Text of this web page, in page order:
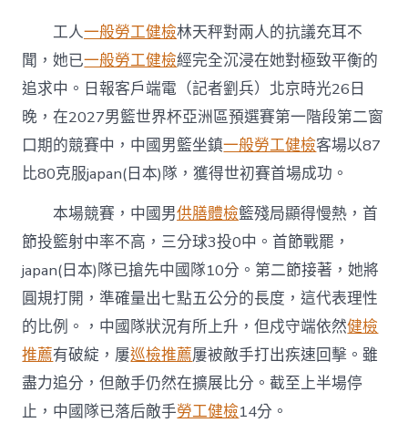
秀
傳
醫
院
費
用
轉
擊
敗
japan(日
本)
隊
中
國
男
籃
取
世
初
賽
首
勝〉
工人一般勞工健檢林天秤對兩人的抗議充耳不
聞，她已一般勞工健檢經完全沉浸在她對極致平衡的
追求中。日報客戶端電（記者劉兵）北京時光26日
晚，在2027男籃世界杯亞洲區預選賽第一階段第二窗
口期的競賽中，中國男籃坐鎮一般勞工健檢客場以87
比80克服japan(日本)隊，獲得世初賽首場成功。
本場競賽，中國男供膳體檢籃殘局顯得慢熱，首
節投籃射中率不高，三分球3投0中。首節戰罷，
japan(日本)隊已搶先中國隊10分。第二節接著，她將
圓規打開，準確量出七點五公分的長度，這代表理性
的比例。，中國隊狀況有所上升，但戍守端依然健檢
推薦有破綻，屢巡檢推薦屢被敵手打出疾速回擊。雖
盡力追分，但敵手仍然在擴展比分。截至上半場停
止，中國隊已落后敵手勞工健檢14分。